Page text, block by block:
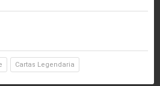
Cartas Legendaria